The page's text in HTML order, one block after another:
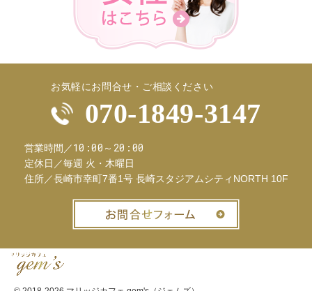
お気軽にお問合せ・ご相談ください
070-1849-3147
営業時間／10:00～20:00
定休日／毎週 火・木曜日
住所／長崎市幸町7番1号 長崎スタジアムシティNORTH 10F